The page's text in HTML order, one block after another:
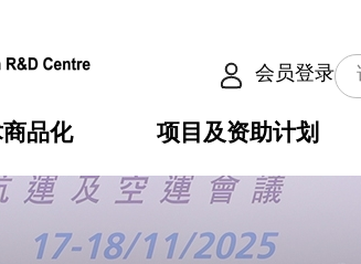
会员登录
品化
之技术
项目及资助计划